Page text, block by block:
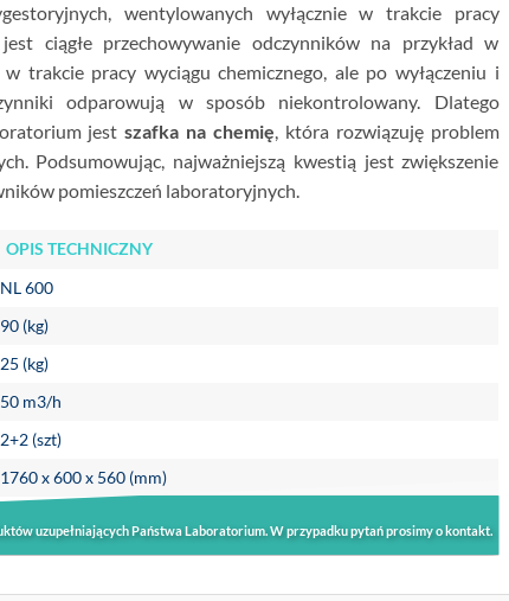
wentylowanych wyłącznie w trakcie pracy
ciągłe przechowywanie odczynników na przykład w
trakcie pracy wyciągu chemicznego, ale po wyłączeniu i
odparowują w sposób niekontrolowany. Dlatego
jestszafka na chemię, która rozwiązuję problem
Podsumowując, najważniejszą kwestią jest zwiększenie
pomieszczeń laboratoryjnych.
OPIS TECHNICZNY
NL 600
90 (kg)
25 (kg)
50 m3/h
2+2 (szt)
1760 x 600 x 560 (mm)
uzupełniających Państwa Laboratorium. W przypadku pytań prosimy o kontakt.